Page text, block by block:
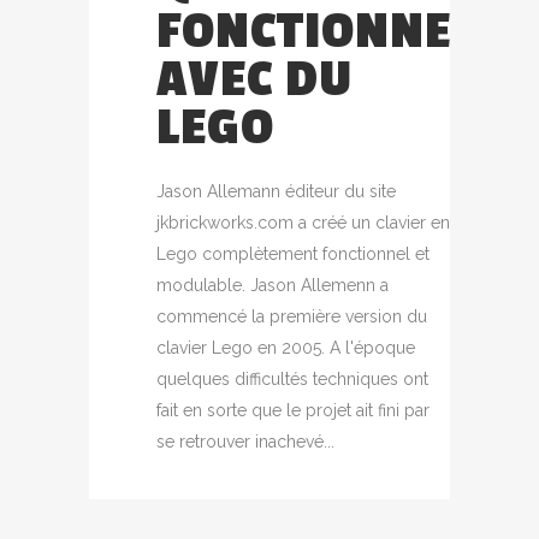
FONCTIONNE
AVEC DU
LEGO
Jason Allemann éditeur du site
jkbrickworks.com a créé un clavier en
Lego complètement fonctionnel et
modulable. Jason Allemenn a
commencé la première version du
clavier Lego en 2005. A l'époque
quelques difficultés techniques ont
fait en sorte que le projet ait fini par
se retrouver inachevé...